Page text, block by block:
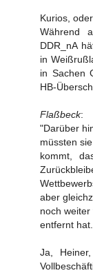
Kurios,
Während
DDR_nA
in
in Sachen
HB-
Flaßbeck:
"Darüber
müssten
kommt,
aber
noch
entfernt
Ja,